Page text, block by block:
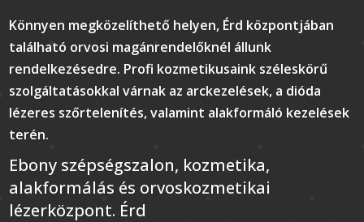
Könnyen megközelíthető helyen, Érd központjában
található orvosi magánrendelőknél állunk
rendelkezésedre. Profi kozmetikusaink széleskörű
szolgáltatásokkal várnak az arckezelések, a dióda
lézeres szőrtelenítés, valamint alakformáló kezelések
terén.
Ebony szépségszalon, kozmetika,
alakformálás és orvoskozmetikai
lézerközpont. Érd